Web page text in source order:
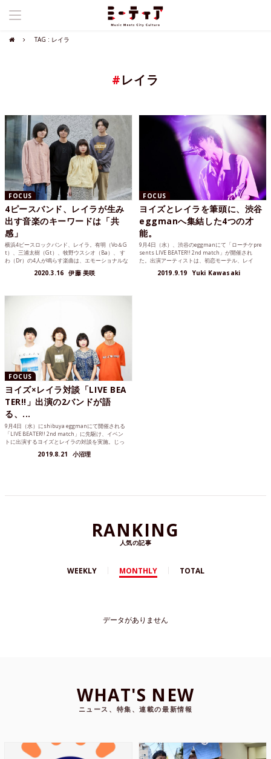
TAG : レイラ
#レイラ
FOCUS
4ピースバンド、レイラが生み
出す音楽のキーワードは「共
感」
横浜4ピースロックバンド、レイラ。有明（Vo＆G
t）、三浦太樹（Gt）、牧野ウスシオ（Ba）、 す
わ（Dr）の4人が鳴らす楽曲は、エモーショナルな
気持ちを思い出させる。情景が思い浮かぶような
歌詞が印象的な彼らの楽曲づくりの裏側や、4月か
2020.3.16 伊藤 美咲
FOCUS
ヨイズとレイラを筆頭に、渋谷
eggmanへ集結した4つの才
能。
9月4日（水）、渋谷のeggmanにて「ローチケpre
sents LIVE BEATER!! 2nd match」が開催され
た。出演アーティストは、初恋モーテル、レイ
ドが熱いライブを繰り広げた、当日の模様をレポ
2019.9.19 Yuki Kawasaki
FOCUS
ヨイズ×レイラ対談「LIVE BEA
TER!!」出演の2バンドが語
る、...
9月4日（水）にshibuya eggmanにて開催される
「LIVE BEATER!! 2nd match」に先駆け、イベン
トに出演するヨイズとレイラの対談を実施。じっ
くり話すのははじめてという4人だが、お互いのバ
ンドのこと、インディシーンのことなど、様々に
2019.8.21 小沼理
RANKING
人気の記事
WEEKLY MONTHLY TOTAL
データがありません
WHAT'S NEW
ニュース、特集、連載の最新情報